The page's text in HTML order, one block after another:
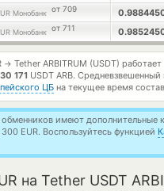
Монобанк от 709
Монобанк от 711
→ Tether ARBITRUM (USDT) работает
171 USDT ARB. Средневзвешенный
ЦБ на текущее время
имеют
EUR. Воспользуйтесь функцией
на Tether USDT